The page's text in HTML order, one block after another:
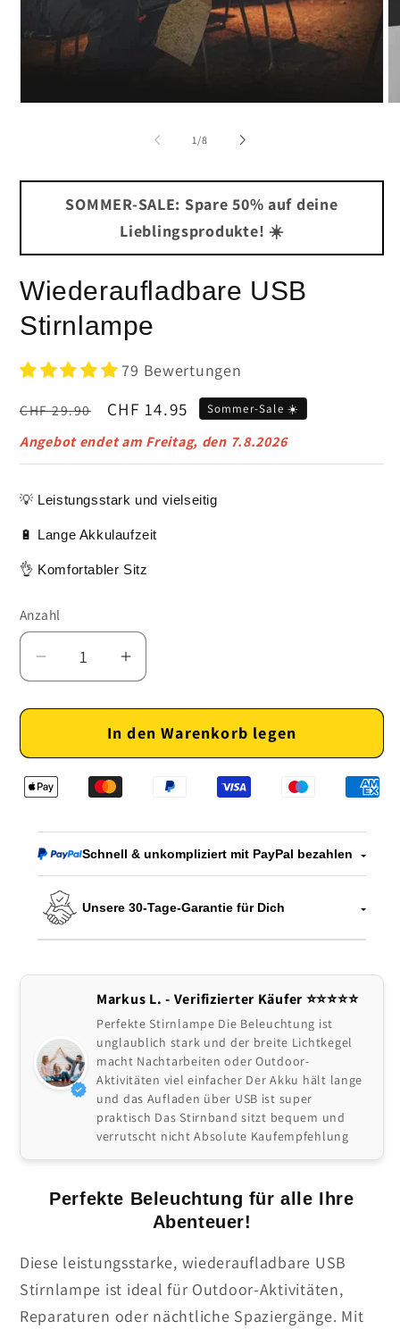
1 /von
8
SOMMER-SALE: Spare 50% auf deine
Lieblingsprodukte! ☀️
Wiederaufladbare USB
Stirnlampe
79 Bewertungen
Normaler
Preis
CHF 29.90 Verkaufspreis
CHF 14.95 Sommer-Sale ☀️
Angebot endet am Freitag, den 7.8.2026
💡 Leistungsstark und vielseitig
🔋 Lange Akkulaufzeit
👌 Komfortabler Sitz
Anzahl
Verringere
die
Menge
Wiederaufladbare
USB
Stirnlampe
Erhöhe
die
Menge
für
Wiederaufladbare
In den Warenkorb legen
Schnell & unkompliziert mit PayPal bezahlen
Unsere 30-Tage-Garantie für Dich
Markus L. - Verifizierter Käufer ⭐⭐⭐⭐⭐
Perfekte Stirnlampe Die Beleuchtung ist
unglaublich stark und der breite Lichtkegel
macht Nachtarbeiten oder Outdoor-
Aktivitäten viel einfacher Der Akku hält lange
und das Aufladen über USB ist super
praktisch Das Stirnband sitzt bequem und
verrutscht nicht Absolute Kaufempfehlung
Perfekte Beleuchtung für alle Ihre
Abenteuer!
Diese leistungsstarke, wiederaufladbare USB
Stirnlampe ist ideal für Outdoor-Aktivitäten,
Reparaturen oder nächtliche Spaziergänge. Mit